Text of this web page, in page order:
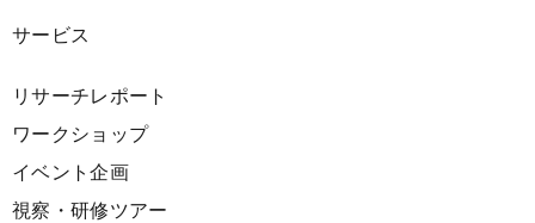
サービス
リサーチレポート
ワークショップ
イベント企画
視察・研修ツアー